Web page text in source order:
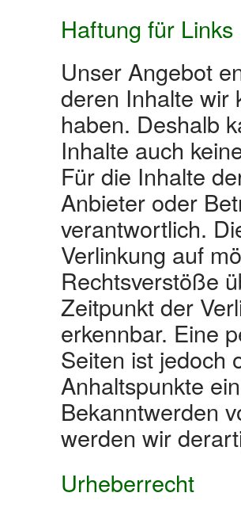
Haftung für Links
Unser Angebot
deren Inhalte wir
haben. Deshalb
Inhalte auch
Für die Inhalte
Anbieter oder
verantwortlich.
Verlinkung auf
Rechtsverstöße
Zeitpunkt der
erkennbar. Eine
Seiten ist jedoch
Anhaltspunkte
Bekanntwerden
werden wir
Urheberrecht